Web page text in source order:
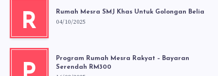
R Rumah Mesra SMJ Khas Untuk Golongan Belia
04/10/2025
Program Rumah Mesra Rakyat – Bayaran
Serendah RM300